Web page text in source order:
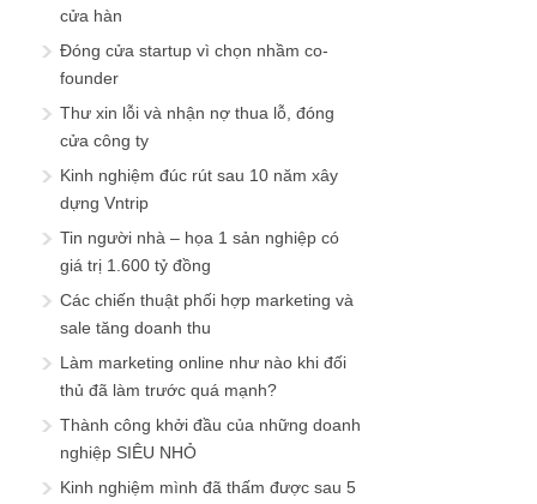
cửa hàn
Đóng cửa startup vì chọn nhầm co-
founder
Thư xin lỗi và nhận nợ thua lỗ, đóng
cửa công ty
Kinh nghiệm đúc rút sau 10 năm xây
dựng Vntrip
Tin người nhà – họa 1 sản nghiệp có
giá trị 1.600 tỷ đồng
Các chiến thuật phối hợp marketing và
sale tăng doanh thu
Làm marketing online như nào khi đối
thủ đã làm trước quá mạnh?
Thành công khởi đầu của những doanh
nghiệp SIÊU NHỎ
Kinh nghiệm mình đã thấm được sau 5